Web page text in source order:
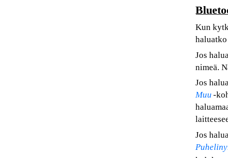
Kun
Jos
nimeä.
Jos
Muu -
Jos